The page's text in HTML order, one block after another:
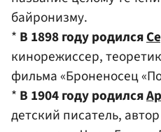
байронизму.
* В 1898 году родился
кинорежиссер,
фильма «Броненосец
* В 1904 году родился
детский писатель,